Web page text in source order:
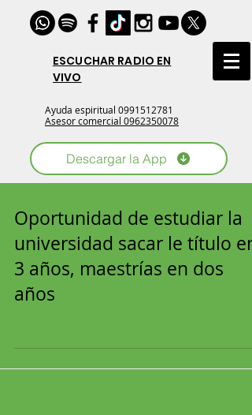
ESCUCHAR RADIO EN
VIVO
Ayuda espiritual 0991512781
Asesor comercial 0962350078
Descargar la App
Oportunidad de estudiar la
universidad sacar le título en
3 años, maestrías en dos
años